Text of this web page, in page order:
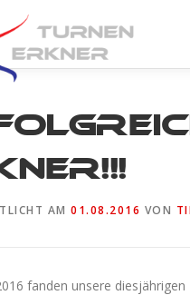
AM 01.08.2016 VON
fanden unsere